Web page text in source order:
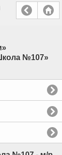
№107»